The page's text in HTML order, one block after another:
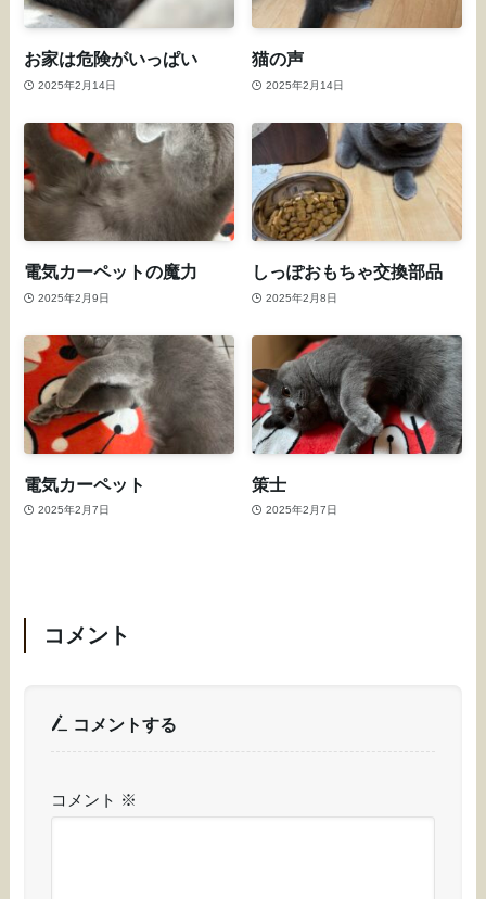
お家は危険がいっぱい
2025年2月14日
猫の声
2025年2月14日
電気カーペットの魔力
2025年2月9日
しっぽおもちゃ交換部品
2025年2月8日
電気カーペット
2025年2月7日
策士
2025年2月7日
コメント
コメントする
コメント ※